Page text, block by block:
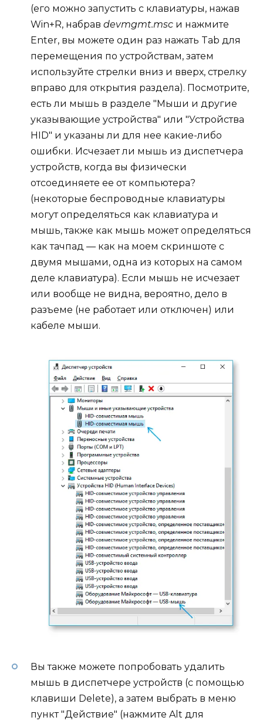
(его можно запустить с клавиатуры, нажав
Win+R, набрав devmgmt.msc и нажмите
Enter, вы можете один раз нажать Tab для
перемещения по устройствам, затем
используйте стрелки вниз и вверх, стрелку
вправо для открытия раздела). Посмотрите,
есть ли мышь в разделе "Мыши и другие
указывающие устройства" или "Устройства
HID" и указаны ли для нее какие-либо
ошибки. Исчезает ли мышь из диспетчера
устройств, когда вы физически
отсоединяете ее от компьютера?
(некоторые беспроводные клавиатуры
могут определяться как клавиатура и
мышь, также как мышь может определяться
как тачпад — как на моем скриншоте с
двумя мышами, одна из которых на самом
деле клавиатура). Если мышь не исчезает
или вообще не видна, вероятно, дело в
разъеме (не работает или отключен) или
кабеле мыши.
Вы также можете попробовать удалить
мышь в диспетчере устройств (с помощью
клавиши Delete), а затем выбрать в меню
пункт "Действие" (нажмите Alt для